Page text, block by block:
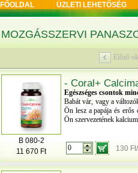
FŐOLDAL ÜZLETI LEHETŐSÉG
MOZGÁSSZERVI
Előző
B 080-2
11 670 Ft
- Coral+
Egészséges csontok
Babát vár, vagy a
Ön lesz a papája és
Ön szervezetének
130